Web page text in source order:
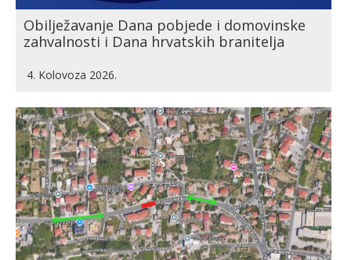
Obilježavanje Dana pobjede i domovinske
zahvalnosti i Dana hrvatskih branitelja
4. Kolovoza 2026.